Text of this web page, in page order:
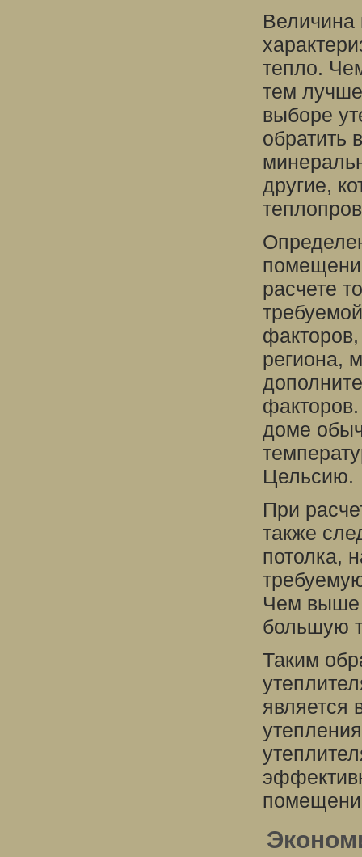
Величина
тепло.
тем
выборе
обратить
другие,
расчете
факторов,
региона,
доме
Цельсию.
При
также
потолка,
Чем выше
большую
Таким
является